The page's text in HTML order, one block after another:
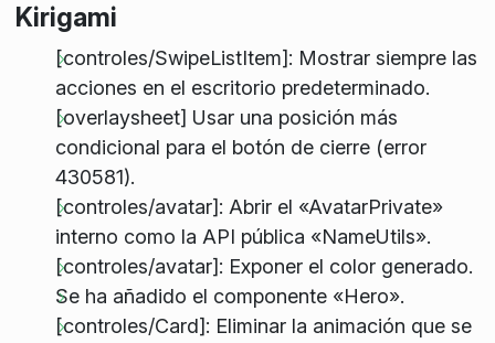
Kirigami
[controles/SwipeListItem]: Mostrar siempre las
acciones en el escritorio predeterminado.
[overlaysheet] Usar una posición más
condicional para el botón de cierre (error
430581).
[controles/avatar]: Abrir el «AvatarPrivate»
interno como la API pública «NameUtils».
[controles/avatar]: Exponer el color generado.
Se ha añadido el componente «Hero».
[controles/Card]: Eliminar la animación que se